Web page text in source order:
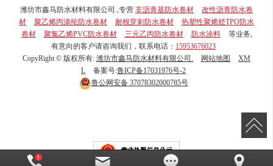
潍坊市鑫马防水材料有限公司.,专营 非沥青基防水卷材
改性沥青防水卷
材
聚乙烯丙涤纶防水卷材 耐根穿刺防水卷材
热塑性聚烯烃TPO防水
卷材
聚氯乙烯PVC防水卷材 三元乙丙防水卷材 防水涂料
等业务,
有意向的客户请咨询我们，联系电话： 15953676023
CopyRight © 版权所有: 潍坊市鑫马防水材料有限公司. 网站地图
XM
L
备案号:鲁ICP备17031976号-2
鲁公网安备37078302000785号